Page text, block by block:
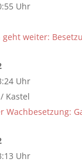
Uhr
weiter:
Uhr
Kastel
Wachbesetzung:
Uhr